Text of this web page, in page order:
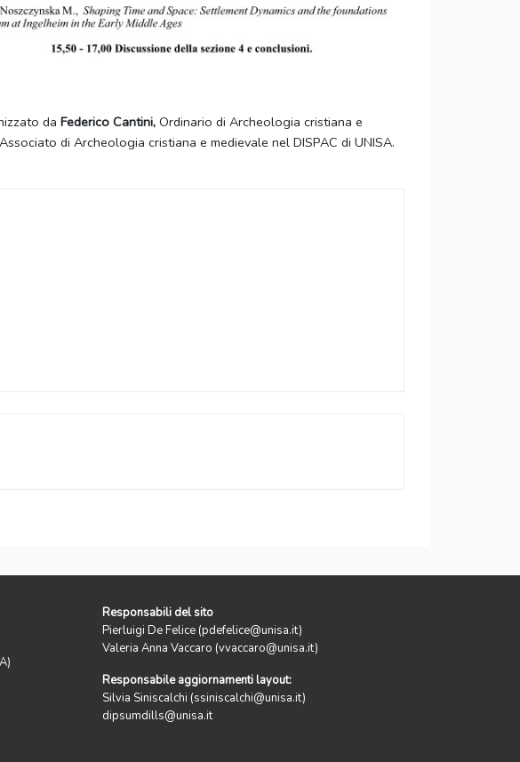
da Federico Cantini, Ordinario di Archeologia cristiana e
Associato di Archeologia cristiana e medievale nel DISPAC di UNISA.
Responsabili del sito
Pierluigi De Felice (pdefelice@unisa.it)
Valeria Anna Vaccaro (vvaccaro@unisa.it)
Responsabile aggiornamenti layout:
Silvia Siniscalchi (ssiniscalchi@unisa.it)
dipsumdills@unisa.it